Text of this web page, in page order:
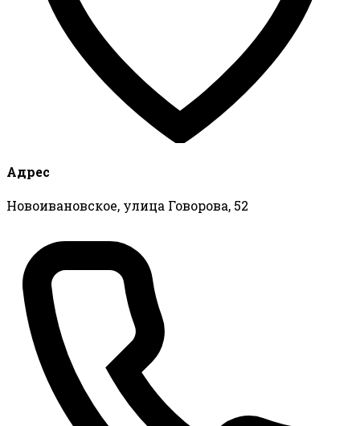
Адрес
Новоивановское, улица Говорова, 52